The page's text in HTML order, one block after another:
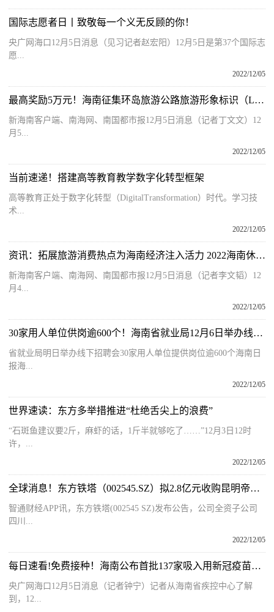
国际志愿者日丨致敬每一个义无反顾的你！
央广网海口12月5日消息（见习记者赵宏阳）12月5日是第37个国际志
愿...
2022/12/05
最高奖励5万元！海南征集环岛旅游公路旅游形象标识（Logo）及宣传标语
新海南客户端、南海网、南国都市报12月5日消息（记者丁文文）12
月5...
2022/12/05
当前速递！搭建高等教育教学数字化转型框架
高等教育正处于数字化转型（DigitalTransformation）时代。学习技
术...
2022/12/05
资讯：拓展旅游消费热点为海南经济注入活力 2022海南休博会成功举办
新海南客户端、南海网、南国都市报12月5日消息（记者李文韬）12
月4...
2022/12/05
30家用人单位供岗逾600个！海南省就业局12月6日举办线下招聘会
省就业局明日举办线下招聘会30家用人单位提供岗位逾600个海南日
报海...
2022/12/05
世界速读：东方多举措推进“杜绝舌尖上的浪费”
“石斑鱼建议要2斤，麻虾的话，1斤半就够吃了……”12月3日12时
许，...
2022/12/05
全球消息！东方铁塔（002545.SZ）拟2.8亿元收购昆明帝银72％股权以做大做强主业
智通财经APP讯，东方铁塔(002545 SZ)发布公告，公司全资子公司
四川...
2022/12/05
每日速看!免费接种！海南公布首批137家吸入用新冠疫苗接种单位名单
央广网海口12月5日消息（记者钟宁）记者从海南省疾控中心了解
到，12...